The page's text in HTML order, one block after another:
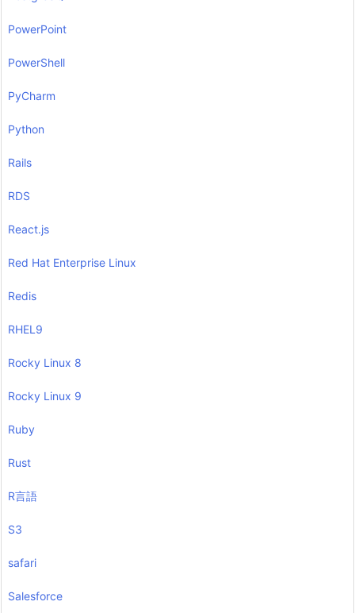
PowerPoint
PowerShell
PyCharm
Python
Rails
RDS
React.js
Red Hat Enterprise Linux
Redis
RHEL9
Rocky Linux 8
Rocky Linux 9
Ruby
Rust
R言語
S3
safari
Salesforce